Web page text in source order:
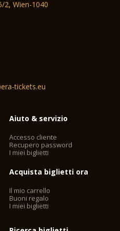
2, Wien-1040
tickets.eu
Aiuto & servizio
Accesso cliente
Recupero password
I miei biglietti
Acquista biglietti ora
Il mio carrello
Buoni regalo
I miei biglietti